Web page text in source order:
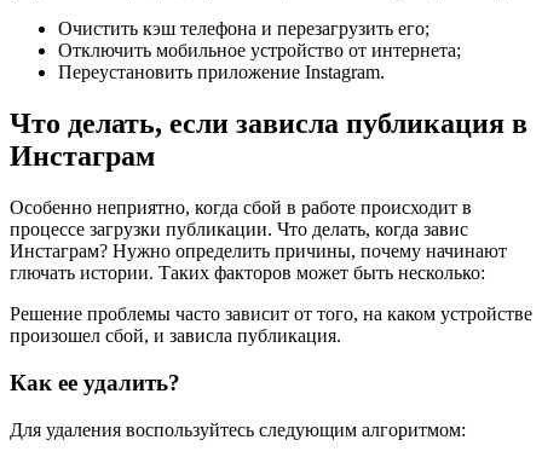
Очистить кэш телефона и перезагрузить его;
Отключить мобильное устройство от интернета;
Переустановить приложение Instagram.
Что делать, если зависла публикация в
Инстаграм
Особенно неприятно, когда сбой в работе происходит в
процессе загрузки публикации. Что делать, когда завис
Инстаграм? Нужно определить причины, почему начинают
глючать истории. Таких факторов может быть несколько:
Решение проблемы часто зависит от того, на каком устройстве
произошел сбой, и зависла публикация.
Как ее удалить?
Для удаления воспользуйтесь следующим алгоритмом: